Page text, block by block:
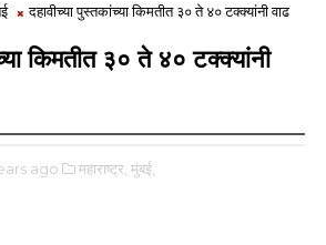
दहावीच्या पुस्तकांच्या किमतीत ३० ते ४० टक्क्यांनी वाढ
किमतीत ३० ते ४० टक्क्यांनी
ago महाराष्ट्र, मुंबई,